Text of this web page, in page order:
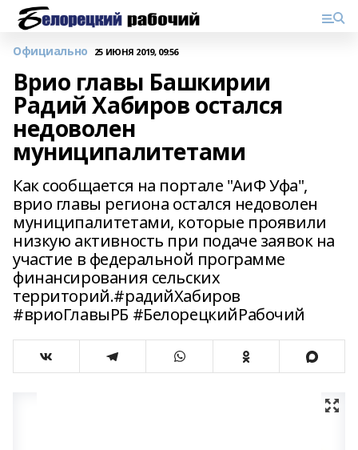
Официально 25 ИЮНЯ 2019, 09:56
Врио главы Башкирии
Радий Хабиров остался
недоволен
муниципалитетами
Как сообщается на портале "АиФ Уфа",
врио главы региона остался недоволен
муниципалитетами, которые проявили
низкую активность при подаче заявок на
участие в федеральной программе
финансирования сельских
территорий.#радийХабиров
#вриоГлавыРБ #БелорецкийРабочий